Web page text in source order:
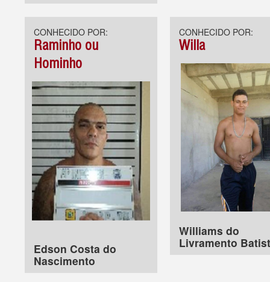
CONHECIDO POR:
Raminho ou
Hominho
Edson Costa do
Nascimento
CONHECIDO POR:
Willa
Williams do
Livramento